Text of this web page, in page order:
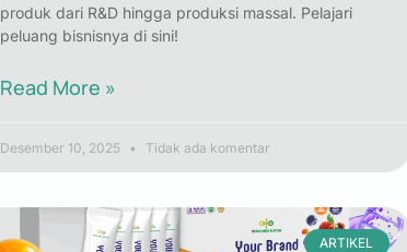
produk dari R&D hingga produksi massal. Pelajari
peluang bisnisnya di sini!
Read More »
Desember 10, 2025 Tidak ada komentar
ARTIKEL